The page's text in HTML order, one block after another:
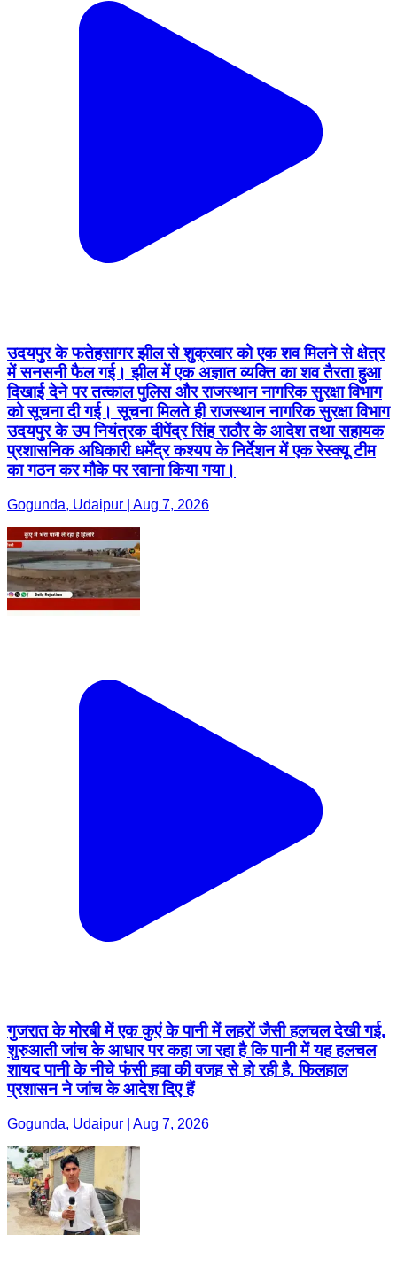
उदयपुर के फतेहसागर झील से शुक्रवार को एक शव मिलने से क्षेत्र
में सनसनी फैल गई। झील में एक अज्ञात व्यक्ति का शव तैरता हुआ
दिखाई देने पर तत्काल पुलिस और राजस्थान नागरिक सुरक्षा विभाग
को सूचना दी गई। सूचना मिलते ही राजस्थान नागरिक सुरक्षा विभाग
उदयपुर के उप नियंत्रक दीपेंद्र सिंह राठौर के आदेश तथा सहायक
प्रशासनिक अधिकारी धर्मेंद्र कश्यप के निर्देशन में एक रेस्क्यू टीम
का गठन कर मौके पर रवाना किया गया।
Gogunda, Udaipur | Aug 7, 2026
गुजरात के मोरबी में एक कुएं के पानी में लहरों जैसी हलचल देखी गई.
शुरुआती जांच के आधार पर कहा जा रहा है कि पानी में यह हलचल
शायद पानी के नीचे फंसी हवा की वजह से हो रही है. फिलहाल
प्रशासन ने जांच के आदेश दिए हैं
Gogunda, Udaipur | Aug 7, 2026